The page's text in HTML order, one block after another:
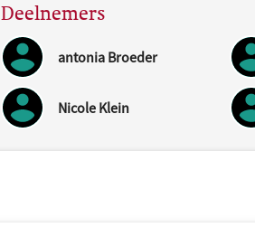
Deelnemers
antonia Broeder
Nicole Klein